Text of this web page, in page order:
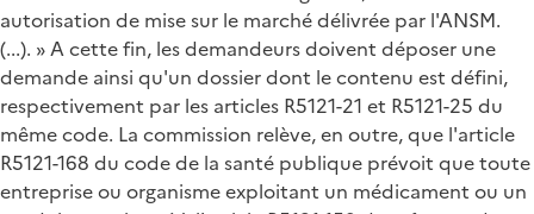
autorisation de mise sur le marché délivrée par l'ANSM.
(...). » A cette fin, les demandeurs doivent déposer une
demande ainsi qu'un dossier dont le contenu est défini,
respectivement par les articles R5121-21 et R5121-25 du
même code. La commission relève, en outre, que l'article
R5121-168 du code de la santé publique prévoit que toute
entreprise ou organisme exploitant un médicament ou un